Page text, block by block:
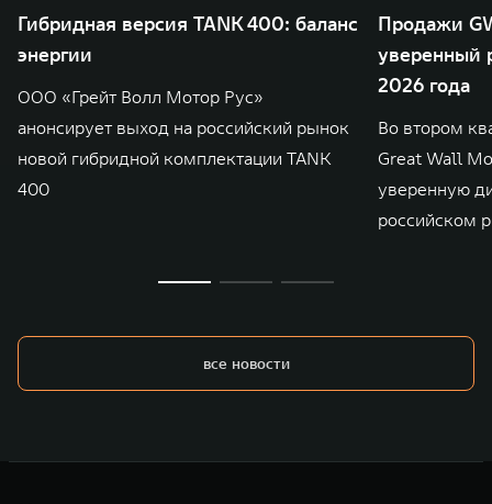
Гибридная версия TANK 400: баланс
энергии
ООО «Грейт Волл Мотор Рус»
анонсирует выход на российский рынок
новой гибридной комплектации TANK
400
Продажи
уверенный
2026 года
Во втором
Great Wall
уверенную
российском
все новости